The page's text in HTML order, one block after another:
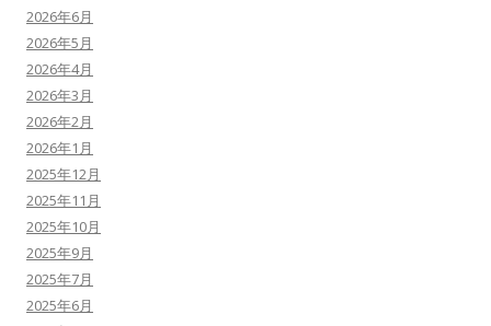
2026年6月
2026年5月
2026年4月
2026年3月
2026年2月
2026年1月
2025年12月
2025年11月
2025年10月
2025年9月
2025年7月
2025年6月